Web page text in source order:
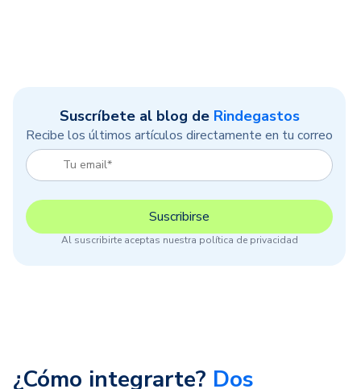
Suscríbete al blog de Rindegastos
Recibe los últimos artículos directamente en tu correo
Al suscribirte aceptas nuestra política de privacidad
¿Cómo integrarte? Dos